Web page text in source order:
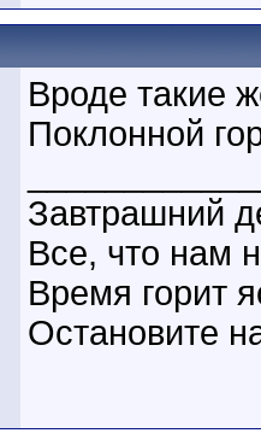
Вроде такие
Поклонной
Завтрашний
Все, что нам
Время горит
Остановите